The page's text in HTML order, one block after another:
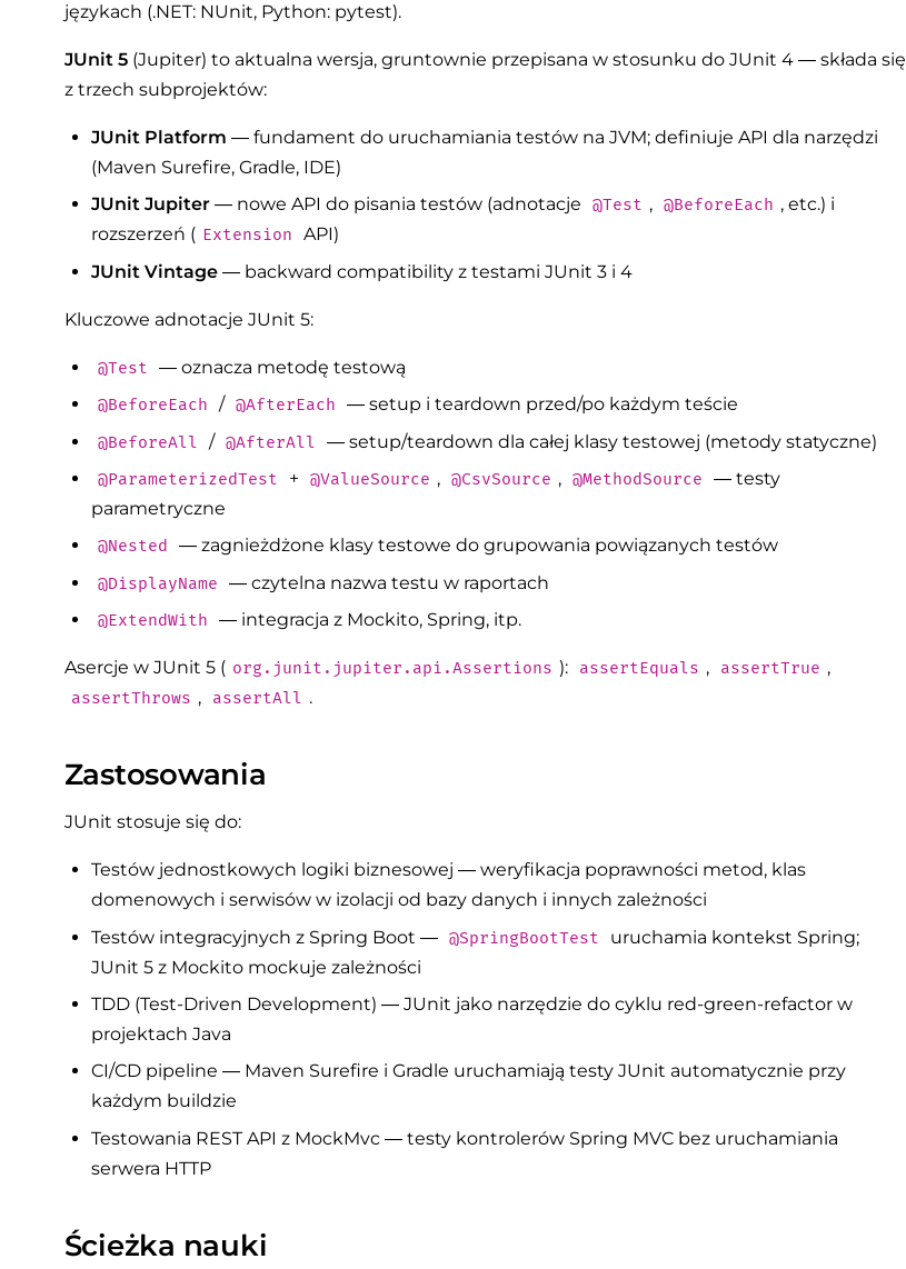
językach (.NET: NUnit, Python: pytest).
JUnit 5(Jupiter) to aktualna wersja, gruntownie przepisana w stosunku do JUnit 4 — składa się
z trzech subprojektów:
JUnit Platform — fundament do uruchamiania testów na JVM; definiuje API dla narzędzi
(Maven Surefire, Gradle, IDE)
JUnit Jupiter— nowe API do pisania testów (adnotacje @Test , @BeforeEach , etc.) i
rozszerzeń ( Extension
API)
JUnit Vintage— backward compatibility z testami JUnit 3 i 4
Kluczowe adnotacje JUnit 5:
@Test — oznacza metodę testową
@BeforeEach / @AfterEach — setup i teardown przed/po każdym teście
@BeforeAll / @AfterAll — setup/teardown dla całej klasy testowej (metody statyczne)
@ParameterizedTest + @ValueSource , @CsvSource , @MethodSource
— testy
parametryczne
@Nested — zagnieżdżone klasy testowe do grupowania powiązanych testów
@DisplayName — czytelna nazwa testu w raportach
@ExtendWith — integracja z Mockito, Spring, itp.
Asercje w JUnit 5 ( org.junit.jupiter.api.Assertions ): assertEquals , assertTrue ,
assertThrows , assertAll .
Zastosowania
JUnit stosuje się do:
Testów jednostkowych logiki biznesowej — weryfikacja poprawności metod, klas
domenowych i serwisów w izolacji od bazy danych i innych zależności
Testów integracyjnych z Spring Boot — @SpringBootTest
uruchamia kontekst Spring;
JUnit 5 z Mockito mockuje zależności
TDD (Test-Driven Development) — JUnit jako narzędzie do cyklu red-green-refactor w
projektach Java
CI/CD pipeline — Maven Surefire i Gradle uruchamiają testy JUnit automatycznie przy
każdym buildzie
Testowania REST API z MockMvc — testy kontrolerów Spring MVC bez uruchamiania
serwera HTTP
Ścieżka nauki